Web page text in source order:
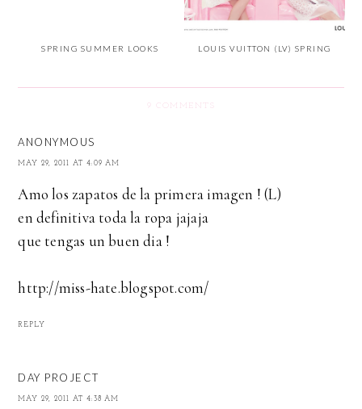
SPRING SUMMER LOOKS LOUIS VUITTON (LV) SPRING
9 COMMENTS
ANONYMOUS
MAY 29, 2011 AT 4:09 AM
Amo los zapatos de la primera imagen ! (L)
en definitiva toda la ropa jajaja
que tengas un buen dia !
http://miss-hate.blogspot.com/
REPLY
DAY PROJECT
MAY 29, 2011 AT 4:38 AM